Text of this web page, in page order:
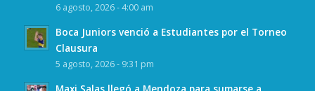
6 agosto, 2026 - 4:00 am
Boca Juniors venció a Estudiantes por el Torneo
Clausura
5 agosto, 2026 - 9:31 pm
Maxi Salas llegó a Mendoza para sumarse a